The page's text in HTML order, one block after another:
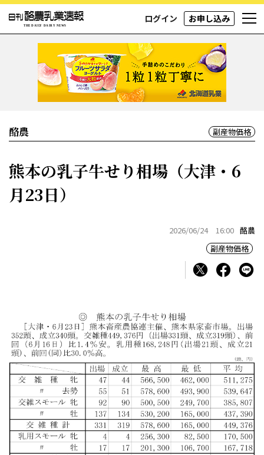
ログイン お申し込み
酪農 副産物価格
熊本の乳子牛せり相場（大津・6
月23日）
2026/06/24 16:00 酪農
副産物価格